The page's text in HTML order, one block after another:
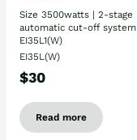
Size 3500watts | 2-stage
automatic cut-off system
EI35L1(W)
EI35L(W)
$30
Read more